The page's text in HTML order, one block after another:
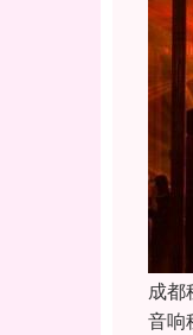
成都
音响